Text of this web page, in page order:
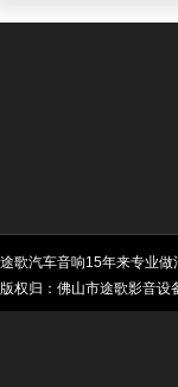
途歌汽车音响15年来专业
版权归：佛山市途歌影音设